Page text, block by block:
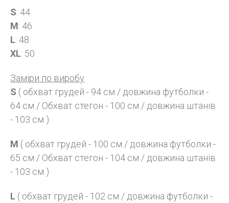
S: 44
M: 46
L: 48
XL: 50
Заміри по виробу
S ( обхват грудей - 94 см / довжина футболки -
64 см / Обхват стегон - 100 см / довжина штанів
- 103 см )
M ( обхват грудей - 100 см / довжина футболки -
65 см / Обхват стегон - 104 см / довжина штанів
- 103 см )
L ( обхват грудей - 102 см / довжина футболки -